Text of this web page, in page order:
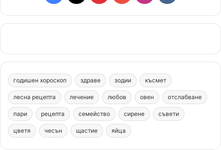
a
e
b
o
o
k
i
t
e
r
e
s
o
T
u
b
e
n
t
a
g
r
k
c
m
годишен хороскоп здраве зодии късмет
лесна рецепта лечение любов овен отслабване
пари рецепта семейство сирене съвети
цветя чесън щастие яйца